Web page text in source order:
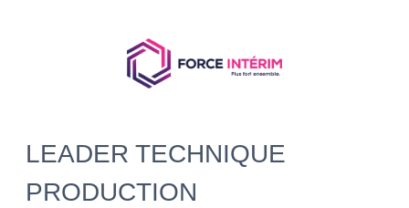
LEADER TECHNIQUE
PRODUCTION